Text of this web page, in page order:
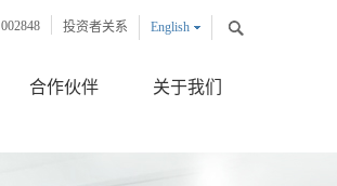
English
投资者关系
002848
合作伙伴 关于我们